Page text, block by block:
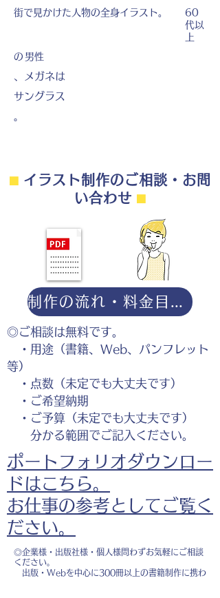
街で見かけた人物の全身イラスト。
60
代以
上
の 男性
、メガネは
サングラス
。
⬛︎イラスト制作のご相談・お問
い合わせ ⬛︎
◎ご相談は無料です。
・用途（書籍、Web、パンフレット
等）
・点数（未定でも大丈夫です）
・ご希望納期
・ご予算（未定でも大丈夫です）
分かる範囲でご記入ください。
ポートフォリオダウンロー
ドはこちら。
お仕事の参考としてご覧く
ださい。
◎企業様・出版社様・個人様問わずお気軽にご相談
ください。
出版・Webを中心に300冊以上の書籍制作に携わ